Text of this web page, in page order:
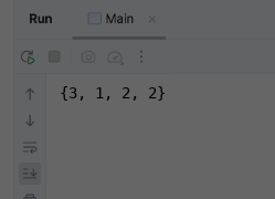
{3, 1, 2, 2}